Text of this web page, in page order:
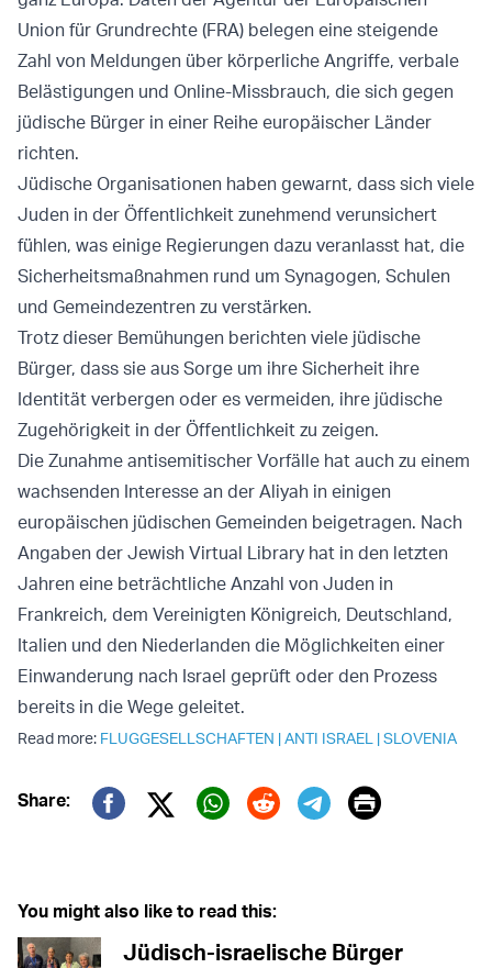
Union für Grundrechte (FRA) belegen eine steigende
Zahl von Meldungen über körperliche Angriffe, verbale
Belästigungen und Online-Missbrauch, die sich gegen
jüdische Bürger in einer Reihe europäischer Länder
richten.
Jüdische Organisationen haben gewarnt, dass sich viele
Juden in der Öffentlichkeit zunehmend verunsichert
fühlen, was einige Regierungen dazu veranlasst hat, die
Sicherheitsmaßnahmen rund um Synagogen, Schulen
und Gemeindezentren zu verstärken.
Trotz dieser Bemühungen berichten viele jüdische
Bürger, dass sie aus Sorge um ihre Sicherheit ihre
Identität verbergen oder es vermeiden, ihre jüdische
Zugehörigkeit in der Öffentlichkeit zu zeigen.
Die Zunahme antisemitischer Vorfälle hat auch zu einem
wachsenden Interesse an der Aliyah in einigen
europäischen jüdischen Gemeinden beigetragen. Nach
Angaben der Jewish Virtual Library hat in den letzten
Jahren eine beträchtliche Anzahl von Juden in
Frankreich, dem Vereinigten Königreich, Deutschland,
Italien und den Niederlanden die Möglichkeiten einer
Einwanderung nach Israel geprüft oder den Prozess
bereits in die Wege geleitet.
Read more: FLUGGESELLSCHAFTEN |ANTI ISRAEL |SLOVENIA
Share:
Twitter (X)
Print
You might also like to read this:
Jüdisch-israelische Bürger